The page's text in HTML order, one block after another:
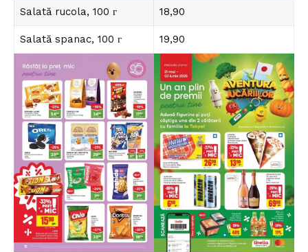
Salată rucola, 100 г 18,90
Salată spanac, 100 г 19,90